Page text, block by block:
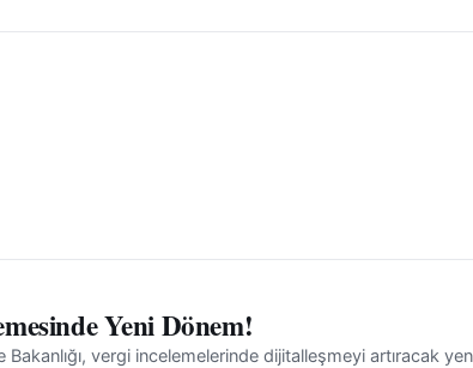
Yeni Dönem!
Bakanlığı, vergi incelemelerinde dijitalleşmeyi artıracak